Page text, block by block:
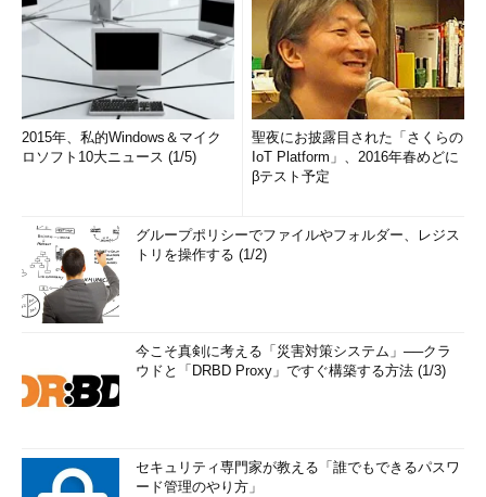
り、一部の仕様がUSB Type-CからUSB PD側へ移る、あるいは
さらに別仕様（例えばUSB Type-C Authenticationなど）となる
といったことが起こった。このため、USB Type-CとUSB PD、
関連仕様の境界があいまい、あるいは古い仕様のままで語られる
ことも起こった。
こうした歴史があるため、USB PDに関する記述は混乱してい
る。一つには2015年以前のUSB PD Rev:1.0またはRev:2.0 Ver.1.1
いものの、すでに有効ではない仕様（例えばパワープロファイル
など）である。
このためインターネット上の記事を参照する場合には、執筆時
Rev:3.0 Ver.1.0や同Rev:2.0 Ver.1.2に基づく記事は、細かい部分
は別にして現在のUSB PDについての話になるが、2015年以前の
ものに関しては、古い仕様を元にした話であり、必ずしも現在の
USB PDのパワールールとは
2015年、私的Windows＆マイク
ロソフト10大ニュース (1/5)
聖夜にお披露目された「さくらの
IoT Platform」、2016年春めどに
βテスト予定
グループポリシーでファイルやフォルダー、レジス
トリを操作する (1/2)
今こそ真剣に考える「災害対策システム」──クラ
ウドと「DRBD Proxy」ですぐ構築する方法 (1/3)
セキュリティ専門家が教える「誰でもできるパスワ
ード管理のやり方」